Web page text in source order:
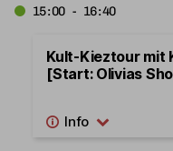
15:00 - 16:40
Kult-Kieztour mit
[Start: Olivias